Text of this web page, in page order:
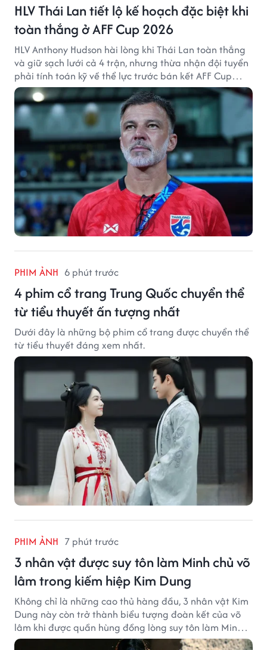
HLV Thái Lan tiết lộ kế hoạch đặc biệt khi
toàn thắng ở AFF Cup 2026
HLV Anthony Hudson hài lòng khi Thái Lan toàn thắng
và giữ sạch lưới cả 4 trận, nhưng thừa nhận đội tuyển
phải tính toán kỹ về thể lực trước bán kết AFF Cup
2026.
PHIM ẢNH 6 phút trước
4 phim cổ trang Trung Quốc chuyển thể
từ tiểu thuyết ấn tượng nhất
Dưới đây là những bộ phim cổ trang được chuyển thể
từ tiểu thuyết đáng xem nhất.
PHIM ẢNH 7 phút trước
3 nhân vật được suy tôn làm Minh chủ võ
lâm trong kiếm hiệp Kim Dung
Không chỉ là những cao thủ hàng đầu, 3 nhân vật Kim
Dung này còn trở thành biểu tượng đoàn kết của võ
lâm khi được quần hùng đồng lòng suy tôn làm Minh
chủ.